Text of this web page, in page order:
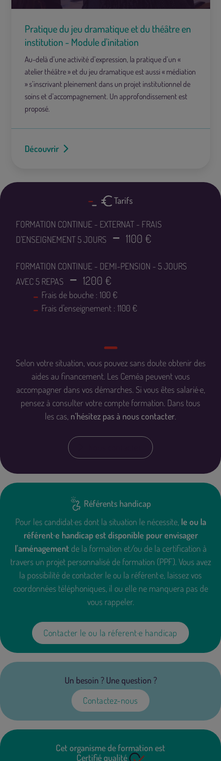
Pratique du jeu dramatique et du théâtre en
institution - Module d'initation
Au-delà d’une activité d’expression, la pratique d’un «
atelier théâtre » et du jeu dramatique est aussi « médiation
» s’inscrivant pleinement dans un projet institutionnel de
soins et d’accompagnement. Un approfondissement est
proposé.
Découvrir
Tarifs
FORMATION CONTINUE - EXTERNAT - FRAIS
D'ENSEIGNEMENT 5 JOURS
1100 €
FORMATION CONTINUE - DEMI-PENSION - 5 JOURS
AVEC 5 REPAS
1200 €
Frais de bouche : 100 €
Frais d'enseignement : 1100 €
Selon votre situation, vous pouvez sans doute obtenir des
aides au financement. Les Ceméa peuvent vous
accompagner dans vos démarches. Si vous êtes salarié·e,
pensez à consulter votre compte formation. Dans tous
les cas, n’hésitez pas à nous contacter.
Référents handicap
Pour les candidat·es dont la situation le nécessite, le ou la
référent·e handicap est disponible pour envisager
l'aménagementde la formation et/ou de la certification à
travers un projet personnalisé de formation (PPF). Vous avez
la possibilité de contacter le ou la référent·e, laissez vos
coordonnées téléphoniques, il ou elle ne manquera pas de
vous rappeler.
Contacter le ou la réferent·e handicap
Un besoin ? Une question ?
Contactez-nous
Cet organisme de formation est
Certifié qualité